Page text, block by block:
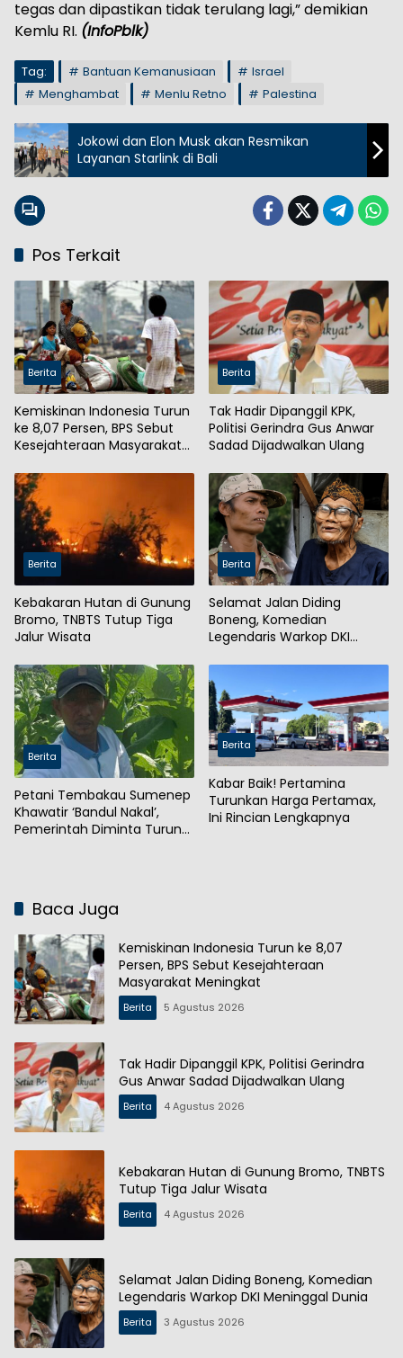
tegas dan dipastikan tidak terulang lagi,” demikian
Kemlu RI. (InfoPblk)
Tag: Bantuan Kemanusiaan
Israel
Menghambat
Menlu Retno Palestina
Jokowi dan Elon Musk akan Resmikan
Layanan Starlink di Bali
Pos Terkait
Berita
Kemiskinan Indonesia Turun
ke 8,07 Persen, BPS Sebut
Kesejahteraan Masyarakat
Berita
Tak Hadir Dipanggil KPK,
Politisi Gerindra Gus Anwar
Sadad Dijadwalkan Ulang
Berita
Kebakaran Hutan di Gunung
Bromo, TNBTS Tutup Tiga
Jalur Wisata
Berita
Selamat Jalan Diding
Boneng, Komedian
Legendaris Warkop DKI
Berita
Petani Tembakau Sumenep
Khawatir ‘Bandul Nakal’,
Pemerintah Diminta Turun
Berita
Kabar Baik! Pertamina
Turunkan Harga Pertamax,
Ini Rincian Lengkapnya
Baca Juga
Kemiskinan Indonesia Turun ke 8,07
Persen, BPS Sebut Kesejahteraan
Masyarakat Meningkat
Berita 5 Agustus 2026
Tak Hadir Dipanggil KPK, Politisi Gerindra
Gus Anwar Sadad Dijadwalkan Ulang
Berita 4 Agustus 2026
Kebakaran Hutan di Gunung Bromo, TNBTS
Tutup Tiga Jalur Wisata
Berita 4 Agustus 2026
Selamat Jalan Diding Boneng, Komedian
Legendaris Warkop DKI Meninggal Dunia
Berita 3 Agustus 2026